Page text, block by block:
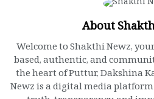
About
Welcome to Shakthi Newz,
based, authentic, and
the heart of Puttur, Dakshina
Newz is a digital media